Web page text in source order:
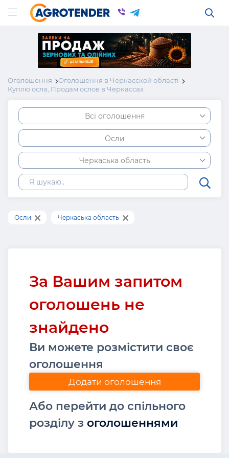
Оголошення
Оголошення в Черкасской області
Куплю осла, Продам ослов в Черкассах
Всі оголошення
Осли
Черкаська область
Осли Черкаська область
За Вашим запитом
оголошень не
знайдено
Ви можете розмістити своє
оголошення
Додати оголошення
Або перейти до спільного
розділу з оголошеннями